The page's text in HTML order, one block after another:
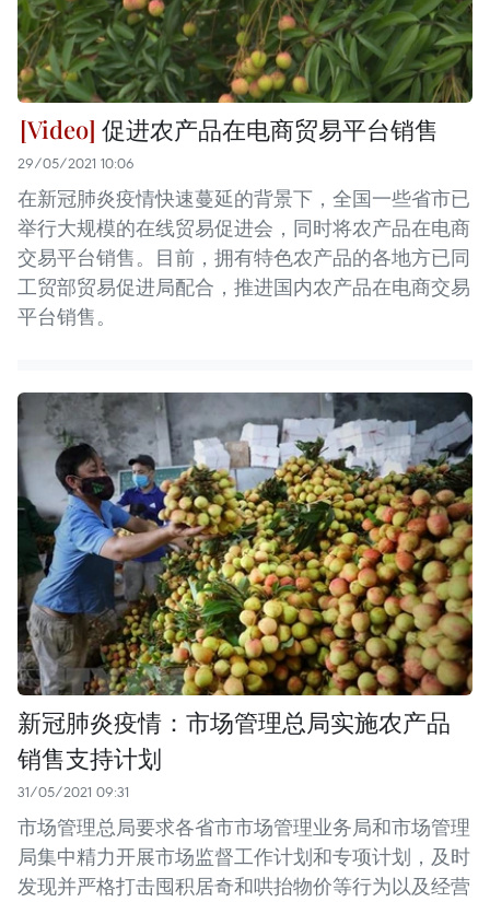
促进农产品在电商贸易平台销售
29/05/2021 10:06
在新冠肺炎疫情快速蔓延的背景下，全国一些省市已
举行大规模的在线贸易促进会，同时将农产品在电商
交易平台销售。目前，拥有特色农产品的各地方已同
工贸部贸易促进局配合，推进国内农产品在电商交易
平台销售。
新冠肺炎疫情：市场管理总局实施农产品
销售支持计划
31/05/2021 09:31
市场管理总局要求各省市市场管理业务局和市场管理
局集中精力开展市场监督工作计划和专项计划，及时
发现并严格打击囤积居奇和哄抬物价等行为以及经营